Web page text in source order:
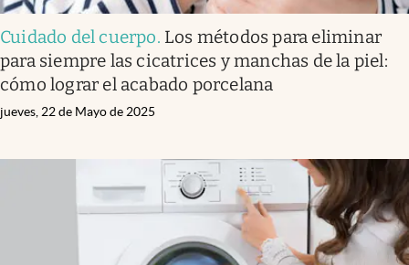
Cuidado del cuerpo. Los métodos para eliminar
para siempre las cicatrices y manchas de la piel:
cómo lograr el acabado porcelana
jueves, 22 de Mayo de 2025